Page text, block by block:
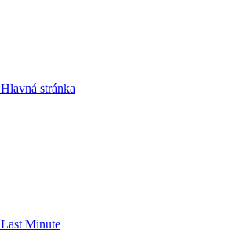
Hlavná stránka
Last Minute